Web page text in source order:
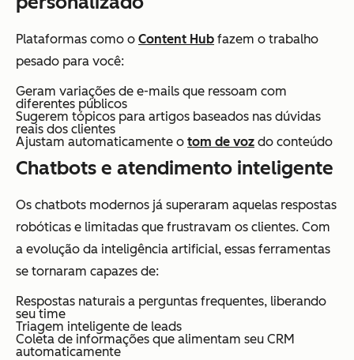
Plataformas como o Content Hub fazem o trabalho
pesado para você:
Geram variações de e-mails que ressoam com
diferentes públicos
Sugerem tópicos para artigos baseados nas dúvidas
reais dos clientes
Ajustam automaticamente o tom de voz do conteúdo
Chatbots e atendimento inteligente
Os chatbots modernos já superaram aquelas respostas
robóticas e limitadas que frustravam os clientes. Com
a evolução da inteligência artificial, essas ferramentas
se tornaram capazes de:
Respostas naturais a perguntas frequentes, liberando
seu time
Triagem inteligente de leads
Coleta de informações que alimentam seu CRM
automaticamente